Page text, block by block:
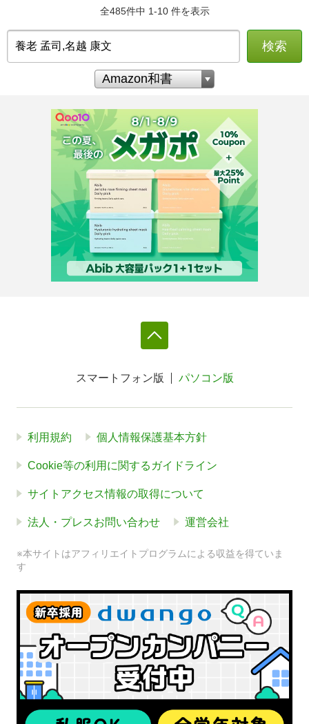
全485件中 1-10 件を表示
検索
スマートフォン版 パソコン版
利用規約 個人情報保護基本方針
Cookie等の利用に関するガイドライン
サイトアクセス情報の取得について
法人・プレスお問い合わせ 運営会社
※本サイトはアフィリエイトプログラムによる収益を得ていま
す